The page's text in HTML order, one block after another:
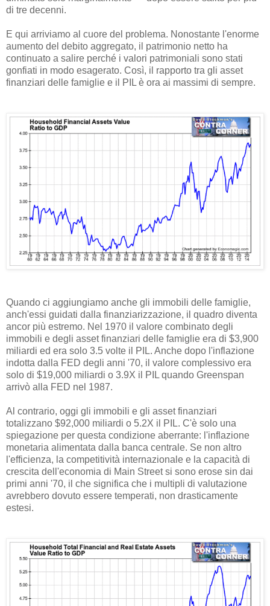
di tre decenni.
E qui arriviamo al cuore del problema. Nonostante l'enorme
aumento del debito aggregato, il patrimonio netto ha
continuato a salire perché i valori patrimoniali sono stati
gonfiati in modo esagerato. Così, il rapporto tra gli asset
finanziari delle famiglie e il PIL è ora ai massimi di sempre.
Quando ci aggiungiamo anche gli immobili delle famiglie,
anch'essi guidati dalla finanziarizzazione, il quadro diventa
ancor più estremo. Nel 1970 il valore combinato degli
immobili e degli asset finanziari delle famiglie era di $3,900
miliardi ed era solo 3.5 volte il PIL. Anche dopo l'inflazione
indotta dalla FED degli anni '70, il valore complessivo era
solo di $19,000 miliardi o 3.9X il PIL quando Greenspan
arrivò alla FED nel 1987.
Al contrario, oggi gli immobili e gli asset finanziari
totalizzano $92,000 miliardi o 5.2X il PIL. C'è solo una
spiegazione per questa condizione aberrante: l'inflazione
monetaria alimentata dalla banca centrale. Se non altro
l'efficienza, la competitività internazionale e la capacità di
crescita dell'economia di Main Street si sono erose sin dai
primi anni '70, il che significa che i multipli di valutazione
avrebbero dovuto essere temperati, non drasticamente
estesi.